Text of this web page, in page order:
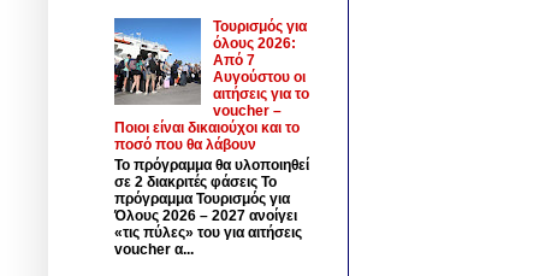
Τουρισμός για
όλους 2026:
Από 7
Αυγούστου οι
αιτήσεις για το
voucher –
Ποιοι είναι δικαιούχοι και το
ποσό που θα λάβουν
Το πρόγραμμα θα υλοποιηθεί
σε 2 διακριτές φάσεις Το
πρόγραμμα Τουρισμός για
Όλους 2026 – 2027 ανοίγει
«τις πύλες» του για αιτήσεις
voucher α...